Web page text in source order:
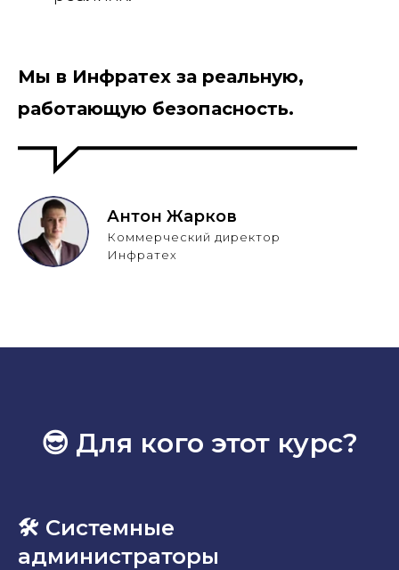
Мы в Инфратех за реальную,
работающую безопасность.
Антон Жарков
Коммерческий директор
Инфратех
😎 Для кого этот курс?
🛠 Системные
администраторы